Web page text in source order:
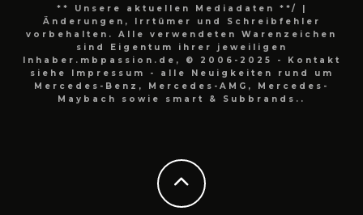
** Unsere aktuellen Mediadaten **/
|
Änderungen, Irrtümer und Schreibfehler
vorbehalten. Alle verwendeten Warenzeichen
sind Eigentum ihrer jeweiligen
Inhaber.mbpassion.de, © 2006-2025 - Kontakt
siehe Impressum - alle Neuigkeiten rund um
Mercedes-Benz, Mercedes-AMG, Mercedes-
Maybach sowie smart & Subbrands..